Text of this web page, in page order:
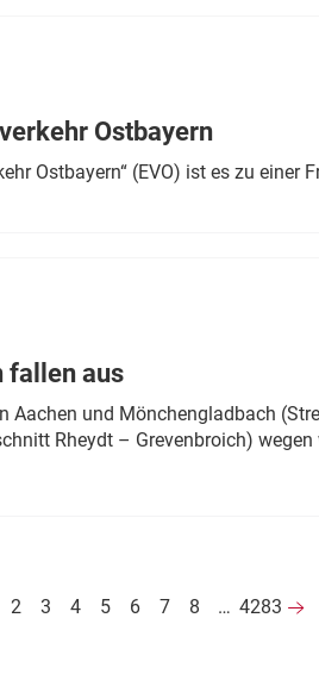
Ostbayern
Ostbayern“ (EVO) ist es zu einer
fallen aus
Aachen und Mönchengladbach
Rheydt – Grevenbroich)
2 3 4 5 6 7 8 … 4283